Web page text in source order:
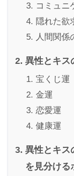
コミュニ
隠れた欲
人間関係
異性とキス
宝くじ運
金運
恋愛運
健康運
異性とキス
を見分ける